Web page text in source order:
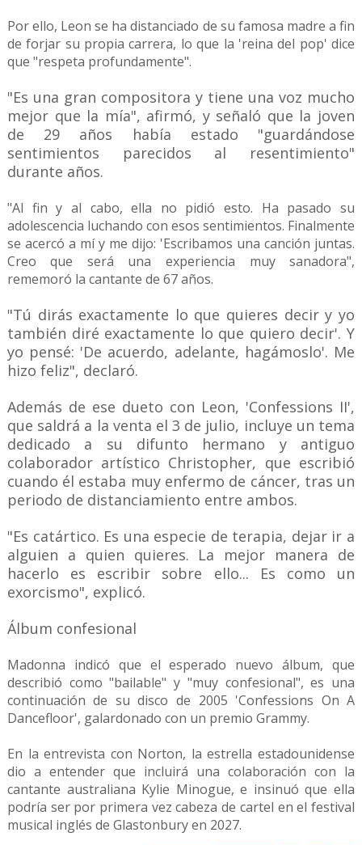
Por ello, Leon se ha distanciado de su famosa madre a fin
de forjar su propia carrera, lo que la 'reina del pop' dice
que "respeta profundamente".
"Es una gran compositora y tiene una voz mucho
mejor que la mía", afirmó, y señaló que la joven
de 29 años había estado "guardándose
sentimientos parecidos al resentimiento"
durante años.
"Al fin y al cabo, ella no pidió esto. Ha pasado su
adolescencia luchando con esos sentimientos. Finalmente
se acercó a mí y me dijo: 'Escribamos una canción juntas.
Creo que será una experiencia muy sanadora",
rememoró la cantante de 67 años.
"Tú dirás exactamente lo que quieres decir y yo
también diré exactamente lo que quiero decir'. Y
yo pensé: 'De acuerdo, adelante, hagámoslo'. Me
hizo feliz", declaró.
Además de ese dueto con Leon, 'Confessions II',
que saldrá a la venta el 3 de julio, incluye un tema
dedicado a su difunto hermano y antiguo
colaborador artístico Christopher, que escribió
cuando él estaba muy enfermo de cáncer, tras un
periodo de distanciamiento entre ambos.
"Es catártico. Es una especie de terapia, dejar ir a
alguien a quien quieres. La mejor manera de
hacerlo es escribir sobre ello... Es como un
exorcismo", explicó.
Álbum confesional
Madonna indicó que el esperado nuevo álbum, que
describió como "bailable" y "muy confesional", es una
continuación de su disco de 2005 'Confessions On A
Dancefloor', galardonado con un premio Grammy.
En la entrevista con Norton, la estrella estadounidense
dio a entender que incluirá una colaboración con la
cantante australiana Kylie Minogue, e insinuó que ella
podría ser por primera vez cabeza de cartel en el festival
musical inglés de Glastonbury en 2027.